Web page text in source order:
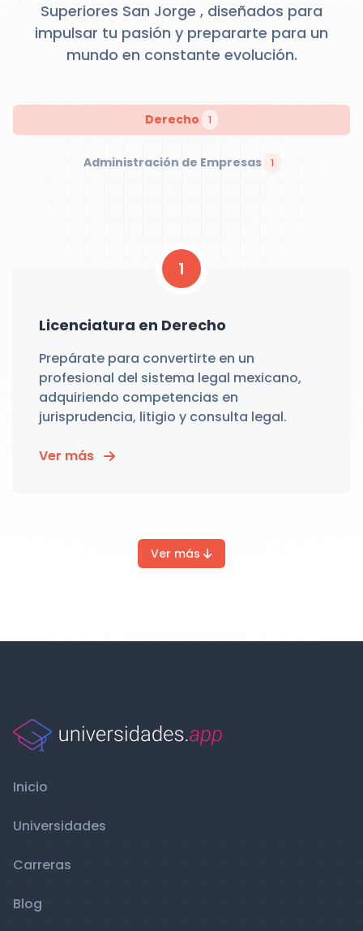
Superiores San Jorge , diseñados para
impulsar tu pasión y prepararte para un
mundo en constante evolución.
Derecho 1
Administración de Empresas 1
1
Licenciatura en Derecho
Prepárate para convertirte en un
profesional del sistema legal mexicano,
adquiriendo competencias en
jurisprudencia, litigio y consulta legal.
Ver más
Ver más
Inicio
Universidades
Carreras
Blog